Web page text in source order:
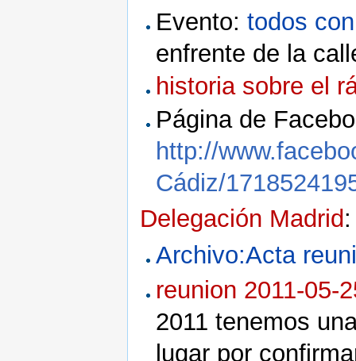
Evento:todos
enfrente de la
historia sobre el
Página de
http://
Cádiz/
Delegación Madrid:
Archivo:Acta
reunion 2011-05-
2011 tenemos
lugar por